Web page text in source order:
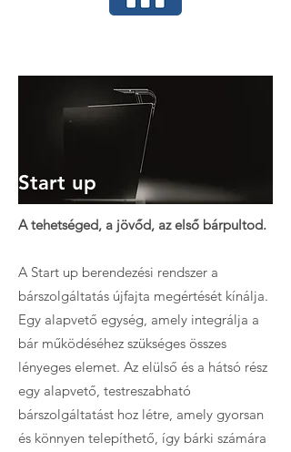
Start up
A tehetséged, a jövőd, az első bárpultod.
A Start up berendezési rendszer a
bárszolgáltatás újfajta megértését kínálja.
Egy alapvető egység, amely integrálja a
bár működéséhez szükséges összes
lényeges elemet. Az elülső és a hátsó rész
egy alapvető, testreszabható
bárszolgáltatást hoz létre, amely gyorsan
és könnyen telepíthető, így bárki számára